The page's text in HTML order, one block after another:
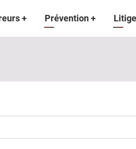
+ Prévention+